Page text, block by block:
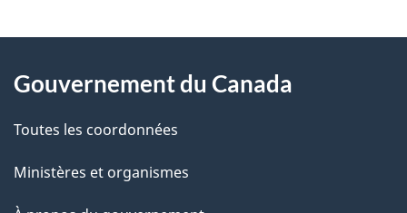
i
l
s
propos
de
ce
Gouvernement du Canada
Toutes les coordonnées
Ministères et organismes